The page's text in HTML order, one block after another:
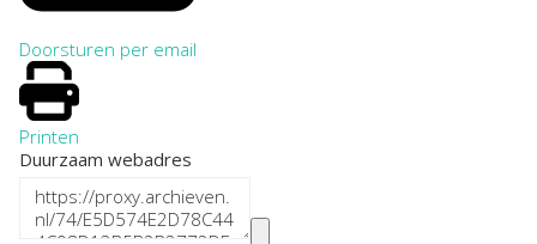
Doorsturen per email
Printen
Duurzaam webadres